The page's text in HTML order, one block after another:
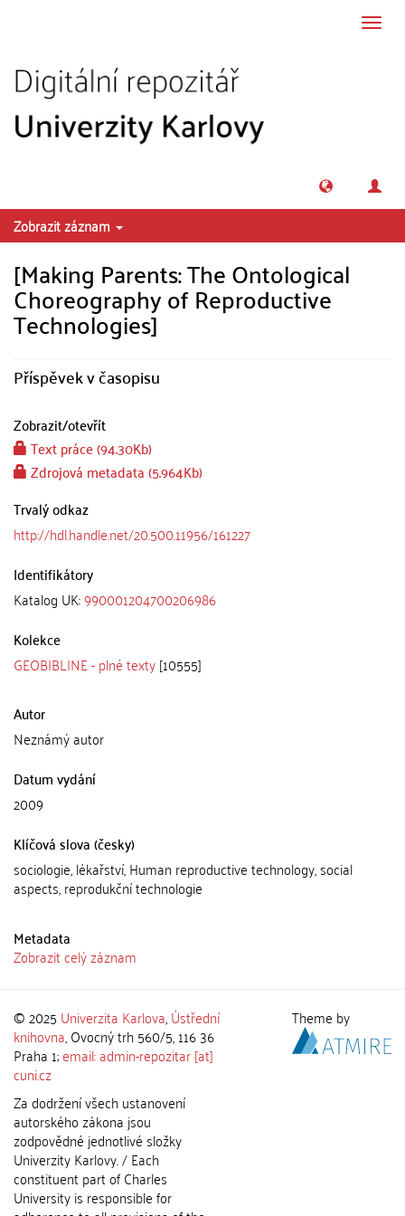
Zobrazit záznam
[Making Parents: The Ontological
Choreography of Reproductive
Technologies]
Příspěvek v časopisu
Zobrazit/otevřít
Text práce (94.30Kb)
Zdrojová metadata (5.964Kb)
Trvalý odkaz
http://hdl.handle.net/20.500.11956/161227
Identifikátory
Katalog UK:990001204700206986
Kolekce
GEOBIBLINE - plné texty[10555]
Autor
Neznámý autor
Datum vydání
2009
Klíčová slova (česky)
sociologie, lékařství, Human reproductive technology, social
aspects, reprodukční technologie
Metadata
Zobrazit celý záznam
© 2025 Univerzita Karlova,Ústřední
knihovna, Ovocný trh 560/5, 116 36
Praha 1;email: admin-repozitar [at]
cuni.cz
Za dodržení všech ustanovení
autorského zákona jsou
zodpovědné jednotlivé složky
Univerzity Karlovy. / Each
constituent part of Charles
University is responsible for
Theme by